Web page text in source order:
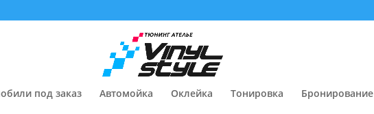
под заказ Автомойка Оклейка Тонировка Бронирование